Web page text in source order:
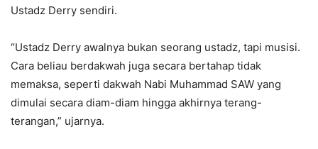
Ustadz Derry sendiri.
“Ustadz Derry awalnya bukan seorang ustadz, tapi musisi.
Cara beliau berdakwah juga secara bertahap tidak
memaksa, seperti dakwah Nabi Muhammad SAW yang
dimulai secara diam-diam hingga akhirnya terang-
terangan,” ujarnya.